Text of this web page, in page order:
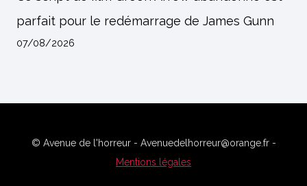
parfait pour le redémarrage de James Gunn
07/08/2026
© Avenue de l'horreur - Avenuedelhorreur@orange.fr -
Mentions légales